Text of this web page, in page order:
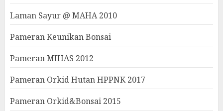
Laman Sayur @ MAHA 2010
Pameran Keunikan Bonsai
Pameran MIHAS 2012
Pameran Orkid Hutan HPPNK 2017
Pameran Orkid&Bonsai 2015